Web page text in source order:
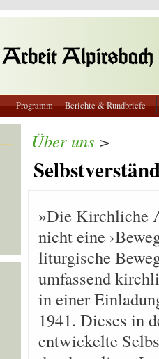
Programm Berichte & Rundbriefe
Über uns >
»Die Kirchliche
nicht eine
liturgische
umfassend
in einer
1941. Dieses in
entwickelte